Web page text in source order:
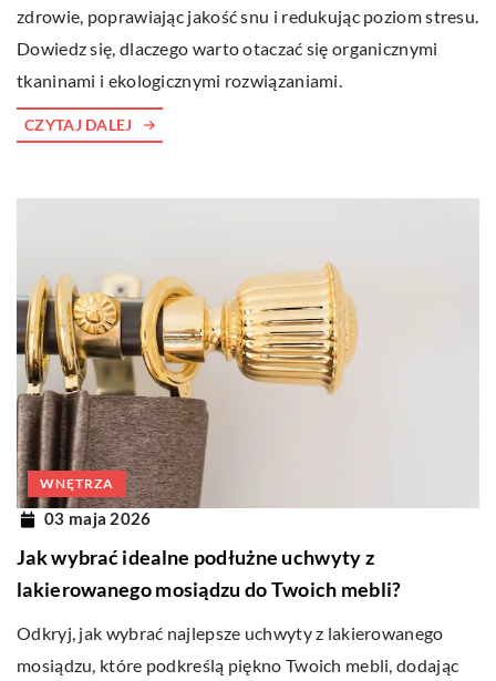
zdrowie, poprawiając jakość snu i redukując poziom stresu.
Dowiedz się, dlaczego warto otaczać się organicznymi
tkaninami i ekologicznymi rozwiązaniami.
CZYTAJ DALEJ
WNĘTRZA
03 maja 2026
Jak wybrać idealne podłużne uchwyty z
lakierowanego mosiądzu do Twoich mebli?
Odkryj, jak wybrać najlepsze uchwyty z lakierowanego
mosiądzu, które podkreślą piękno Twoich mebli, dodając